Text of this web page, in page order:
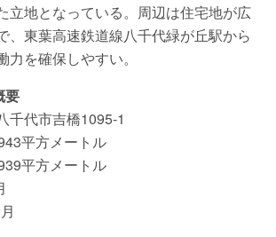
立地となっている。周辺は住宅地が広
、東葉高速鉄道線八千代緑が丘駅から
を確保しやすい。
要
千代市吉橋1095-1
平方メートル
平方メートル